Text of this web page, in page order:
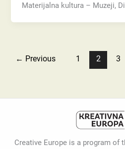
Materijalna kultura – Muzeji,
← Previous 1 2 3
Creative Europe is a program of